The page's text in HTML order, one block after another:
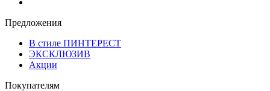
Предложения
В стиле ПИНТЕРЕСТ
ЭКСКЛЮЗИВ
Акции
Покупателям